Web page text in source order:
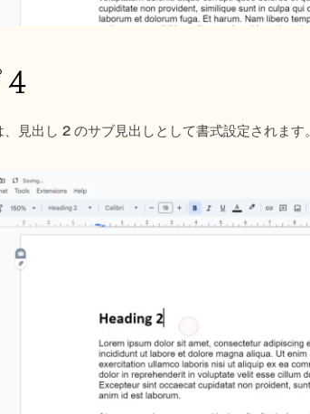
4
見出し 2 のサブ見出しとして書式設定されます。